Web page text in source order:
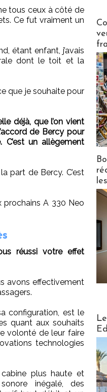
tous ceux à côté de
Ce fut vraiment un
étant enfant, j’avais
dont le toit et la
que je souhaite pour
déjà, que l’on vient
de Bercy pour
un allègement
part de Bercy. C’est
A 330 Neo
réussi votre effet
avons effectivement
configuration, est le
quant aux souhaits
volonté de leur faire
technologies
cabine plus haute et
inégalé, des